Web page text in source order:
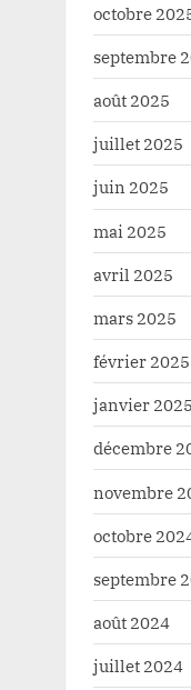
octobre
septembre
août 2025
juillet 2025
juin 2025
mai 2025
avril 2025
mars 2025
février 2025
janvier 2025
décembre
novembre
octobre
septembre
août 2024
juillet 2024